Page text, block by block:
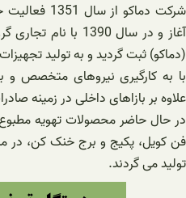
شرکت دماکو
آغاز و در سال 1390
(دماکو) ثبت گردید و به تولید
با به کارگیری نیروهای متخصص
علاوه بر بازاهای داخلی در زمینه
در حال حاضر محصولات تهویه مطبوع
فن کویل، پکیج و برج خنک کن، در
تولید می گردند.